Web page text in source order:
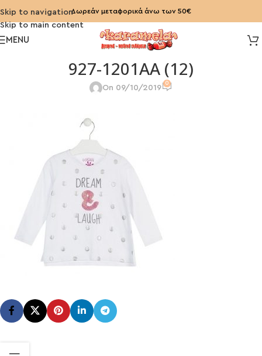
Skip to navigation
Skip to main content
Δωρεάν μεταφορικά άνω των 50€
MENU
927-1201AA (12)
On 09/10/2019
0